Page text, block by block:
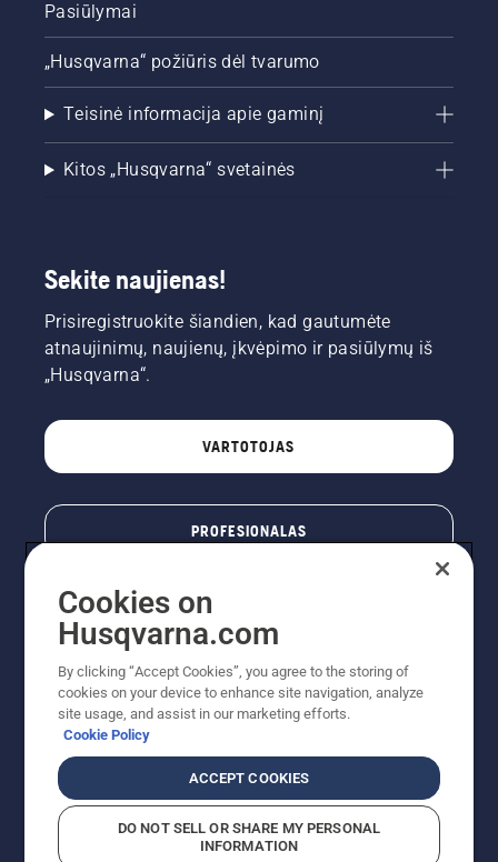
Pasiūlymai
„Husqvarna“ požiūris dėl tvarumo
Teisinė informacija apie gaminį
Kitos „Husqvarna“ svetainės
Sekite naujienas!
Prisiregistruokite šiandien, kad gautumėte
atnaujinimų, naujienų, įkvėpimo ir pasiūlymų iš
„Husqvarna“.
VARTOTOJAS
PROFESIONALAS
© „Husqvarna AB“ (leid). Visos teisės priklauso autoriui.
Nurodoma rekomenduojama mažmeninė kaina (RMK),
įskaitant PVM. RMK yra kaina, už kurią gamintojas
rekomenduoja pardavėjui parduoti prekę. UAB
"Husqvarna Lietuva" prekių vartotojams neparduoda,
Cookies on
Husqvarna.com
By clicking “Accept Cookies”, you agree to the storing of
cookies on your device to enhance site navigation, analyze
site usage, and assist in our marketing efforts.
Cookie Policy
ACCEPT COOKIES
DO NOT SELL OR SHARE MY PERSONAL
INFORMATION